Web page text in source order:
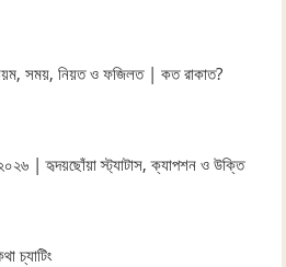
সময়, নিয়ত ও ফজিলত | কত রাকাত?
| হৃদয়ছোঁয়া স্ট্যাটাস, ক্যাপশন ও উক্তি
চ্যাটিং